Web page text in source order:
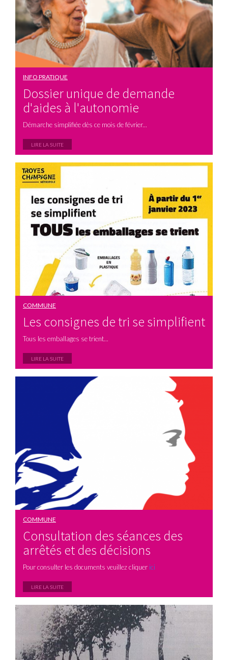
INFO PRATIQUE
Dossier unique de demande
d'aides à l'autonomie
Démarche simplifiée dès ce mois de février...
LIRE LA SUITE
COMMUNE
Les consignes de tri se simplifient
Tous les emballages se trient...
LIRE LA SUITE
COMMUNE
Consultation des séances des
arrêtés et des décisions
Pour consulter les documents veuillez cliquer ici
LIRE LA SUITE